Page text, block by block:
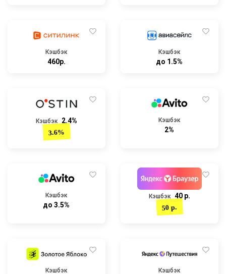
Кэшбэк
460р.
Кэшбэк
до 1.5%
Кэшбэк 2.4%
3.6%
Кэшбэк
2%
Кэшбэк
до 3.5%
Кэшбэк 40 р.
50 р.
Кэшбэк Кэшбэк